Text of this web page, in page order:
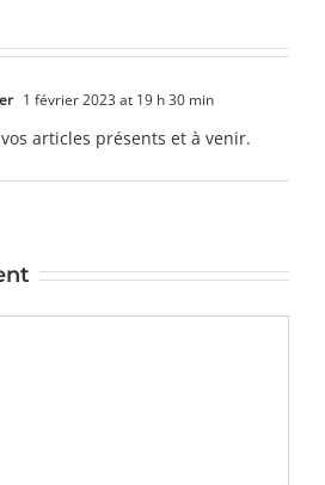
1 février 2023 at 19 h 30 min
articles présents et à venir.